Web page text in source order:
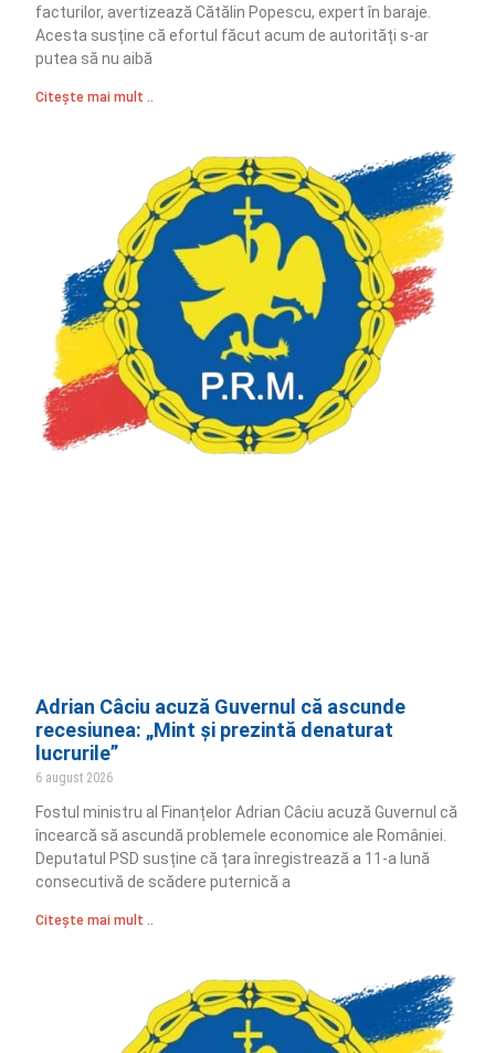
facturilor, avertizează Cătălin Popescu, expert în baraje.
Acesta susține că efortul făcut acum de autorități s-ar
putea să nu aibă
Citește mai mult ..
Adrian Câciu acuză Guvernul că ascunde
recesiunea: „Mint și prezintă denaturat
lucrurile”
6 august 2026
Fostul ministru al Finanțelor Adrian Câciu acuză Guvernul că
încearcă să ascundă problemele economice ale României.
Deputatul PSD susține că țara înregistrează a 11-a lună
consecutivă de scădere puternică a
Citește mai mult ..